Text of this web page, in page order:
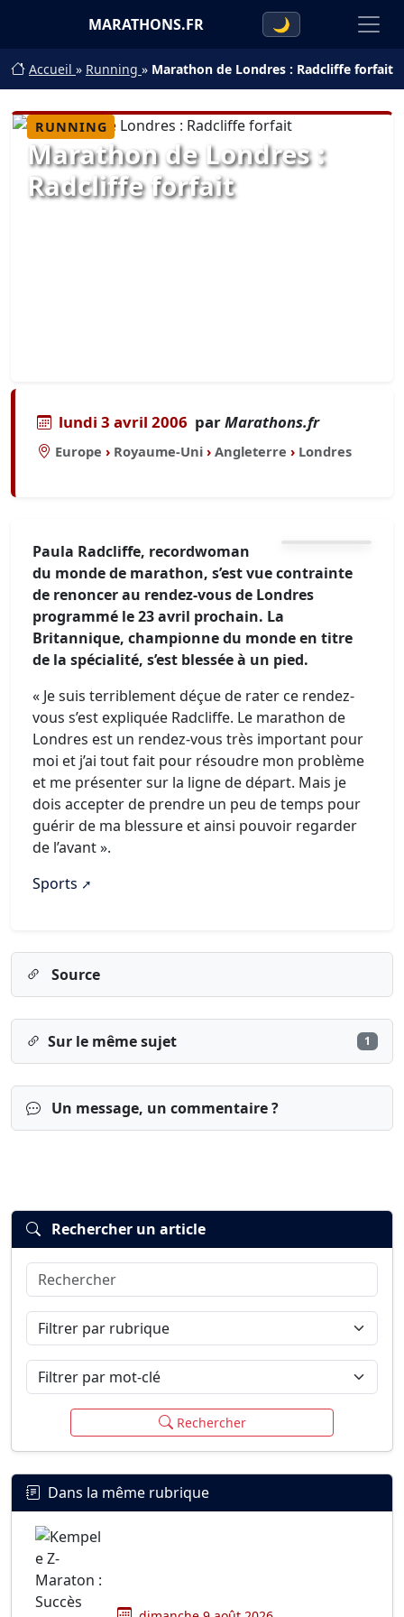
MARATHONS.FR 🌙
Accueil » Running » Marathon de Londres : Radcliffe forfait
RUNNING
Marathon de Londres :
Radcliffe forfait
lundi 3 avril 2006 parMarathons.fr
Europe › Royaume-Uni › Angleterre › Londres
Paula Radcliffe, recordwoman
du monde de marathon, s’est vue contrainte
de renoncer au rendez-vous de Londres
programmé le 23 avril prochain. La
Britannique, championne du monde en titre
de la spécialité, s’est blessée à un pied.
« Je suis terriblement déçue de rater ce rendez-
vous s’est expliquée Radcliffe. Le marathon de
Londres est un rendez-vous très important pour
moi et j’ai tout fait pour résoudre mon problème
et me présenter sur la ligne de départ. Mais je
dois accepter de prendre un peu de temps pour
guérir de ma blessure et ainsi pouvoir regarder
de l’avant ».
Sports
Source
Sur le même sujet 1
Un message, un commentaire ?
Connexion
Rechercher un article
Rechercher
Filtrer par rubrique
Filtrer par mot-clé
Rechercher
Dans la même rubrique